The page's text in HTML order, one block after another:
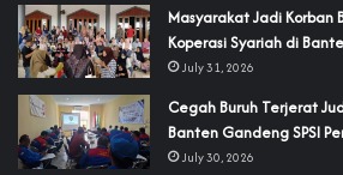
‎Masyarakat Jadi Korban
Koperasi Syariah di
July 31, 2026
Cegah Buruh Terjerat
Banten Gandeng SPSI
July 30, 2026